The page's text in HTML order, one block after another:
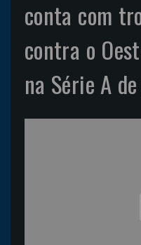
conta com
contra o
na Série A